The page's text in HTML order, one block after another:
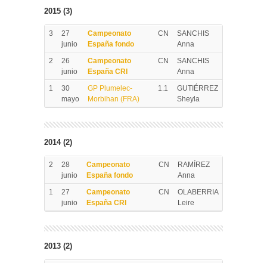
2015 (3)
3
27
junio
Campeonato
España fondo
CN
SANCHIS
Anna
2
26
junio
Campeonato
España CRI
CN
SANCHIS
Anna
1
30
mayo
GP Plumelec-
Morbihan (FRA)
1.1
GUTIÉRREZ
Sheyla
2014 (2)
2
28
junio
Campeonato
España fondo
CN
RAMÍREZ
Anna
1
27
junio
Campeonato
España CRI
CN
OLABERRIA
Leire
2013 (2)